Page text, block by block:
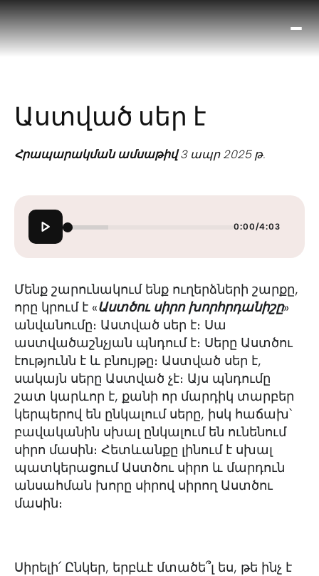
Աստված սեր է
Հրապարակման ամսաթիվ3 ապր 2025 թ.
0:00/4:03
Մենք շարունակում ենք ուղերձների շարքը,
որը կրում է «Աստծու սիրո խորհրդանիշը»
անվանումը։ Աստված սեր է։ Սա
աստվածաշնչյան պնդում է։ Սերը Աստծու
էությունն է և բնույթը։ Աստված սեր է,
սակայն սերը Աստված չէ։ Այս պնդումը
շատ կարևոր է, քանի որ մարդիկ տարբեր
կերպերով են ընկալում սերը, իսկ հաճախ՝
բավականին սխալ ընկալում են ունենում
սիրո մասին։ Հետևանքը լինում է սխալ
պատկերացում Աստծու սիրո և մարդուն
անսահման խորը սիրով սիրող Աստծու
մասին։
Սիրելի՛ Ընկեր, երբևէ մտածե՞լ ես, թե ինչ է